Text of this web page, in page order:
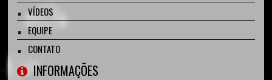
VÍDEOS
EQUIPE
CONTATO
INFORMAÇÕES